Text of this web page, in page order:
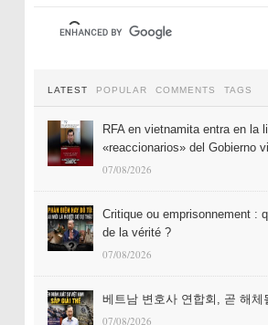
LATEST POPULAR COMMENTS TAGS
RFA en vietnamita entra en la
«reaccionarios» del Gobierno
07/08/2026
Critique ou emprisonnement :
de la vérité ?
07/08/2026
베트남 변호사 연합회, 곧 해체
07/08/2026